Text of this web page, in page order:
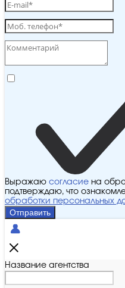
Выражаю согласие на
подтверждаю, что
обработки персональных
Отправить
Название агентства